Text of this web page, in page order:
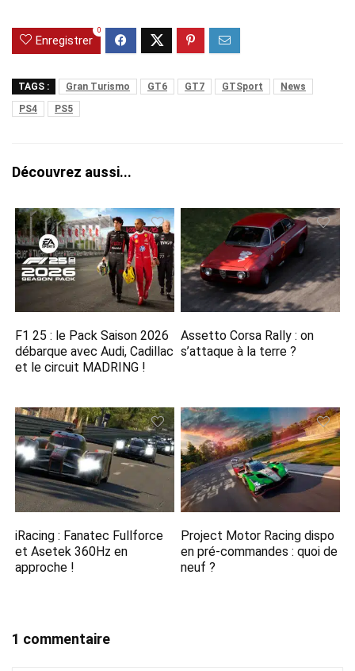
Enregistrer
0
TAGS : Gran Turismo GT6 GT7 GTSport
News
PS4
PS5
Découvrez aussi...
F1 25 : le Pack Saison 2026
débarque avec Audi, Cadillac
et le circuit MADRING !
Assetto Corsa Rally : on
s’attaque à la terre ?
iRacing : Fanatec Fullforce
et Asetek 360Hz en
approche !
Project Motor Racing dispo
en pré-commandes : quoi de
neuf ?
1 commentaire